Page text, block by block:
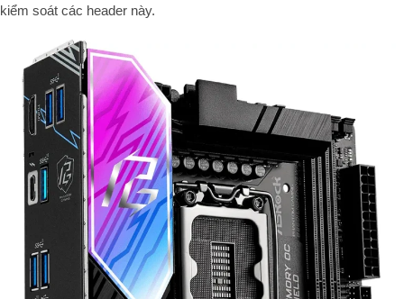
kiểm soát các header này.